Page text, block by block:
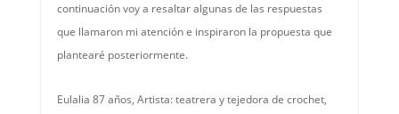
continuación voy a resaltar algunas de las respuestas
que llamaron mi atención e inspiraron la propuesta que
plantearé posteriormente.
Eulalia 87 años, Artista: teatrera y tejedora de crochet,